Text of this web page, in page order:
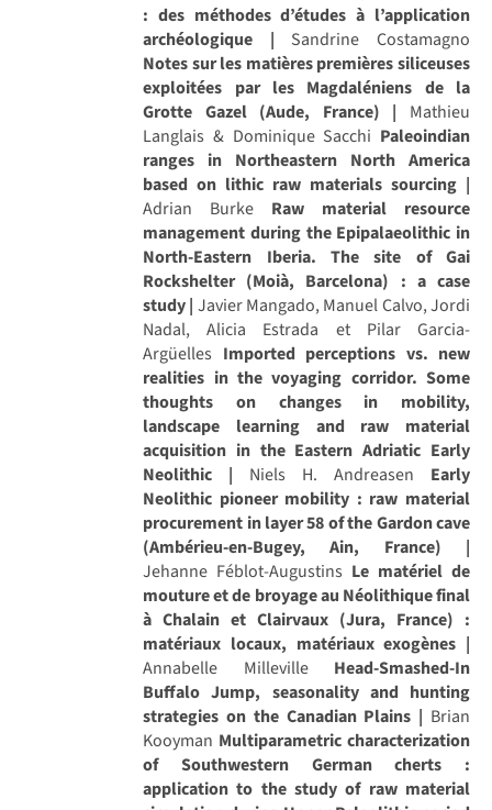
: des méthodes d’études à l’application
archéologique | Sandrine Costamagno
Notes sur les matières premières siliceuses
exploitées par les Magdaléniens de la
Grotte Gazel (Aude, France) | Mathieu
Langlais & Dominique Sacchi Paleoindian
ranges in Northeastern North America
based on lithic raw materials sourcing |
Adrian Burke Raw material resource
management during the Epipalaeolithic in
North-Eastern Iberia. The site of Gai
Rockshelter (Moià, Barcelona) : a case
study | Javier Mangado, Manuel Calvo, Jordi
Nadal, Alicia Estrada et Pilar Garcia-
Argüelles Imported perceptions vs. new
realities in the voyaging corridor. Some
thoughts on changes in mobility,
landscape learning and raw material
acquisition in the Eastern Adriatic Early
Neolithic | Niels H. Andreasen Early
Neolithic pioneer mobility : raw material
procurement in layer 58 of the Gardon cave
(Ambérieu-en-Bugey, Ain, France) |
Jehanne Féblot-Augustins Le matériel de
mouture et de broyage au Néolithique final
à Chalain et Clairvaux (Jura, France) :
matériaux locaux, matériaux exogènes |
Annabelle Milleville Head-Smashed-In
Buffalo Jump, seasonality and hunting
strategies on the Canadian Plains | Brian
Kooyman Multiparametric characterization
of Southwestern German cherts :
application to the study of raw material